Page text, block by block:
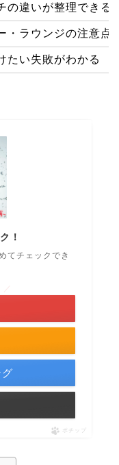
の違いが整理できる
・ラウンジの注意点
たい失敗がわかる
！
てチェックでき
ポチップ